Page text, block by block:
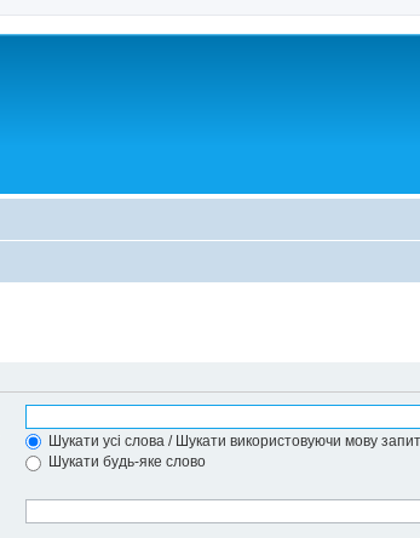
Шукати усі слова / Шукати використовуючи мову
Шукати будь-яке слово